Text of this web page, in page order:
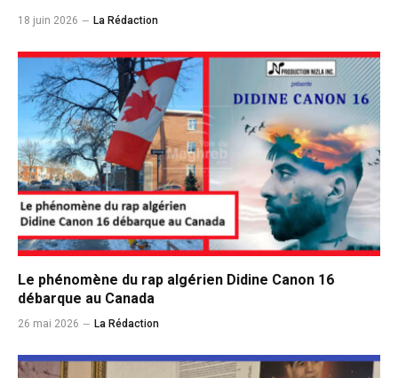
18 juin 2026 La Rédaction
Le phénomène du rap algérien Didine Canon 16
débarque au Canada
26 mai 2026 La Rédaction